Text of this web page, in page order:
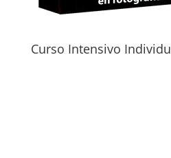
Curso Intensivo